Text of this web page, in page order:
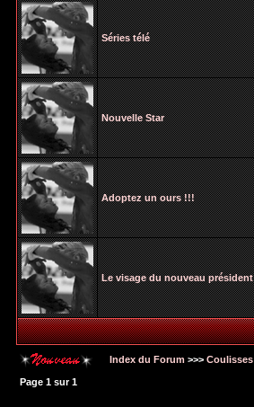
Séries télé
Nouvelle Star
Adoptez un ours !!!
Le visage du nouveau président
Index du Forum >>> Coulisses
Page 1 sur1